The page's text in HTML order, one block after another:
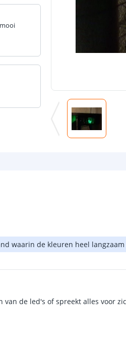
waarin de kleuren heel
de led's of spreekt alles voor